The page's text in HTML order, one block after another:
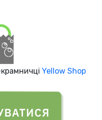
Yellow Shop